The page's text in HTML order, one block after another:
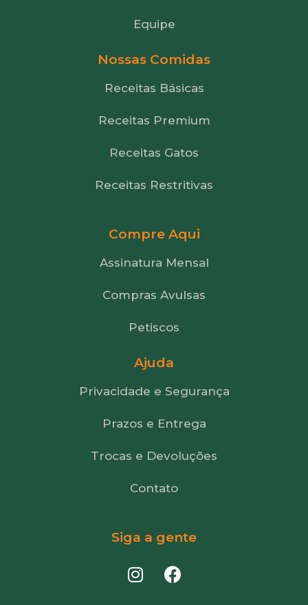
Equipe
Nossas Comidas
Receitas Básicas
Receitas Premium
Receitas Gatos
Receitas Restritivas
Compre Aqui
Assinatura Mensal
Compras Avulsas
Petiscos
Ajuda
Privacidade e Segurança
Prazos e Entrega
Trocas e Devoluções
Contato
Siga a gente